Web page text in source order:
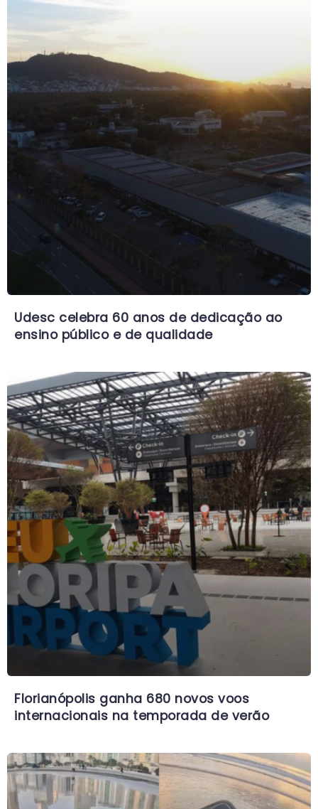
Udesc celebra 60 anos de dedicação ao
ensino público e de qualidade
Florianópolis ganha 680 novos voos
internacionais na temporada de verão